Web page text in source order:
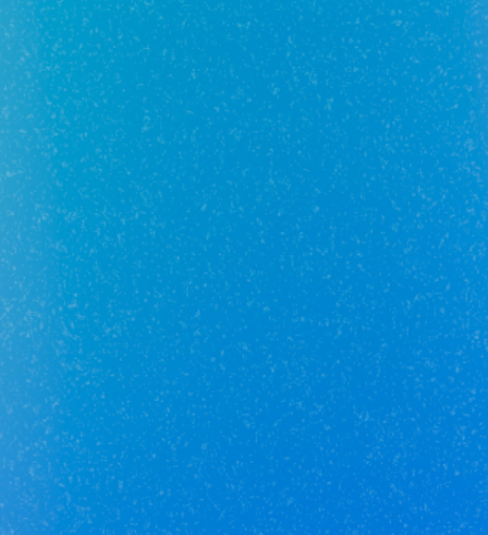
Оставить отзыв
Отзывы о сотруднике пока
отсутствуют :(
Добавьте первый отзыв.
Юникор Услуги
Получай кешбэк от 5 000 рублей
Скачивай приложение на свой смартфон
Юникор Агент
Приложение для агентов Unikor